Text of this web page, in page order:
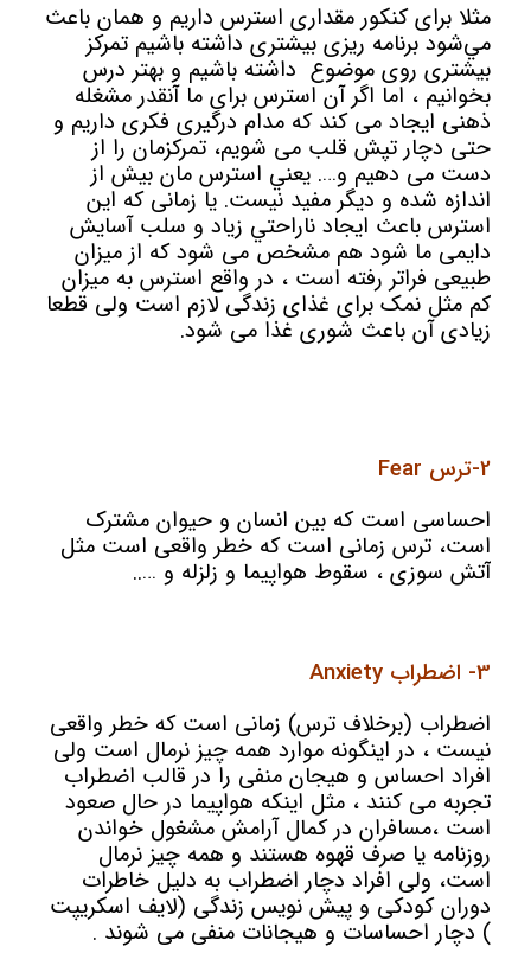
مثلا برای کنکور مقداری استرس داريم و همان باعث
مي‌شود برنامه ریزی بیشتری داشته باشیم تمرکز
بیشتری روی موضوع داشته باشیم و بهتر درس
بخوانیم ، اما اگر آن استرس برای ما آنقدر مشغله
ذهنی ايجاد می کند که مدام درگيری فکری داريم و
حتی دچار تپش قلب می شويم، تمرکزمان را از
دست می دهيم و…. يعني استرس مان بيش از
اندازه شده و ديگر مفيد نيست. يا زمانی که اين
استرس باعث ايجاد ناراحتي زياد و سلب آسايش
دايمی ما شود هم مشخص می شود که از ميزان
طبيعی فراتر رفته است ، در واقع استرس به میزان
کم مثل نمک برای غذای زندگی لازم است ولی قطعا
زیادی آن باعث شوری غذا می شود.
2-ترس Fear
احساسی است که بین انسان و حیوان مشترک
است، ترس زمانی است که خطر واقعی است مثل
آتش سوزی ، سقوط هواپیما و زلزله و …..
3- اضطراب Anxiety
اضطراب (برخلاف ترس) زمانی است که خطر واقعی
نیست ، در اینگونه موارد همه چیز نرمال است ولی
افراد احساس و هیجان منفی را در قالب اضطراب
تجربه می کنند ، مثل اینکه هواپیما در حال صعود
است ،مسافران در کمال آرامش مشغول خواندن
روزنامه یا صرف قهوه هستند و همه چیز نرمال
است، ولی افراد دچار اضطراب به دلیل خاطرات
دوران کودکی و پیش نویس زندگی (لایف اسکریپت
) دچار احساسات و هیجانات منفی می شوند .